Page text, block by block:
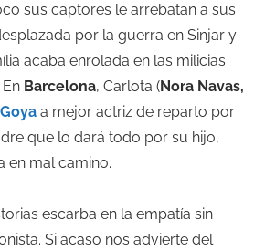
sus captores le arrebatan a sus
por la guerra en Sinjar y
acaba enrolada en las milicias
Barcelona, Carlota (Nora Navas,
Goya a mejor actriz de reparto por
que lo dará todo por su hijo,
en mal camino.
escarba en la empatía sin
Si acaso nos advierte del